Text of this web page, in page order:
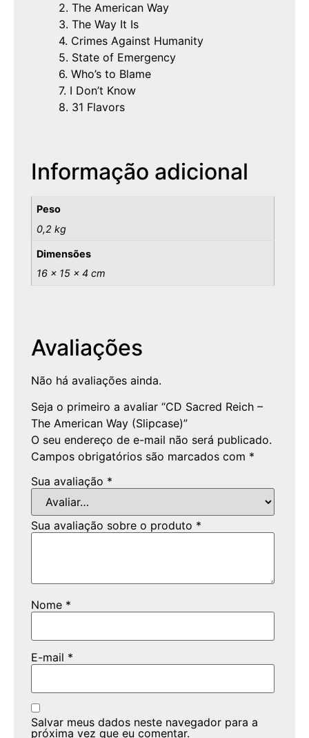
2. The American Way
3. The Way It Is
4. Crimes Against Humanity
5. State of Emergency
6. Who’s to Blame
7. I Don’t Know
8. 31 Flavors
Informação adicional
Peso
0,2 kg
Dimensões
16 × 15 × 4 cm
Avaliações
Não há avaliações ainda.
Seja o primeiro a avaliar “CD Sacred Reich –
The American Way (Slipcase)”
O seu endereço de e-mail não será publicado.
Campos obrigatórios são marcados com *
Sua avaliação *
Sua avaliação sobre o produto *
Nome *
E-mail *
Salvar meus dados neste navegador para a
próxima vez que eu comentar.